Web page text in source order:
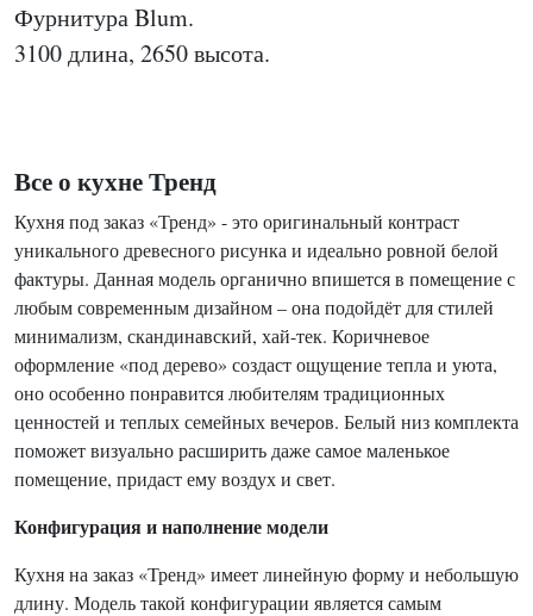
Фурнитура Blum.
3100 длина, 2650 высота.
Все о кухне Тренд
Кухня под заказ «Тренд» - это оригинальный контраст
уникального древесного рисунка и идеально ровной белой
фактуры. Данная модель органично впишется в помещение с
любым современным дизайном – она подойдёт для стилей
минимализм, скандинавский, хай-тек. Коричневое
оформление «под дерево» создаст ощущение тепла и уюта,
оно особенно понравится любителям традиционных
ценностей и теплых семейных вечеров. Белый низ комплекта
поможет визуально расширить даже самое маленькое
помещение, придаст ему воздух и свет.
Конфигурация и наполнение модели
Кухня на заказ «Тренд» имеет линейную форму и небольшую
длину. Модель такой конфигурации является самым